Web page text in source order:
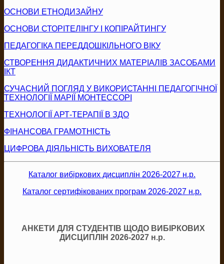
ОСНОВИ ЕТНОДИЗАЙНУ
ОСНОВИ СТОРІТЕЛІНГУ І КОПІРАЙТИНГУ
ПЕДАГОГІКА ПЕРЕДДОШКІЛЬНОГО ВІКУ
СТВОРЕННЯ ДИДАКТИЧНИХ МАТЕРІАЛІВ ЗАСОБАМИ
ІКТ
СУЧАСНИЙ ПОГЛЯД У ВИКОРИСТАННІ ПЕДАГОГІЧНОЇ
ТЕХНОЛОГІЇ МАРІЇ МОНТЕССОРІ
ТЕХНОЛОГІЇ АРТ-ТЕРАПІЇ В ЗДО
ФІНАНСОВА ГРАМОТНІСТЬ
ЦИФРОВА ДІЯЛЬНІСТЬ ВИХОВАТЕЛЯ
Каталог вибіркових дисциплін 2026-2027 н.р.
Каталог сертифікованих програм 2026-2027 н.р.
АНКЕТИ ДЛЯ СТУДЕНТІВ ЩОДО ВИБІРКОВИХ
ДИСЦИПЛІН 2026-2027 н.р.